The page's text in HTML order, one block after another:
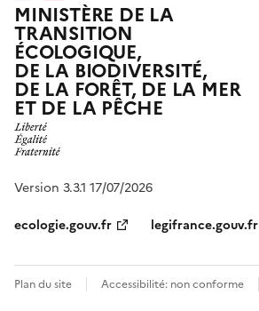
MINISTÈRE DE LA
TRANSITION
ÉCOLOGIQUE,
DE LA BIODIVERSITÉ,
DE LA FORÊT, DE LA MER
ET DE LA PÊCHE
Version 3.3.1 17/07/2026
ecologie.gouv.fr
legifrance.gouv.fr
Plan du site Accessibilité: non conforme